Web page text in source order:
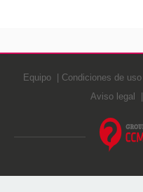
Equipo Condiciones de uso
Aviso legal